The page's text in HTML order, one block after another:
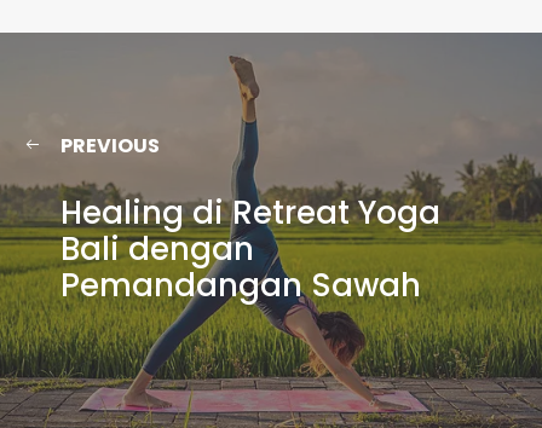
PREVIOUS
Healing di Retreat Yoga
Bali dengan
Pemandangan Sawah